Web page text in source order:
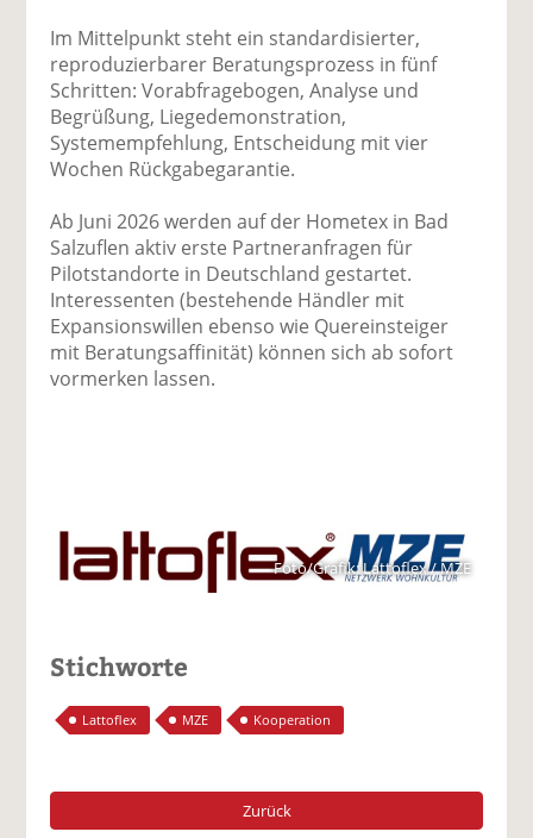
Im Mittelpunkt steht ein standardisierter,
reproduzierbarer Beratungsprozess in fünf
Schritten: Vorabfragebogen, Analyse und
Begrüßung, Liegedemonstration,
Systemempfehlung, Entscheidung mit vier
Wochen Rückgabegarantie.
Ab Juni 2026 werden auf der Hometex in Bad
Salzuflen aktiv erste Partneranfragen für
Pilotstandorte in Deutschland gestartet.
Interessenten (bestehende Händler mit
Expansionswillen ebenso wie Quereinsteiger
mit Beratungsaffinität) können sich ab sofort
vormerken lassen.
Foto/Grafik: Lattoflex / MZE
Stichworte
Lattoflex MZE Kooperation
Zurück